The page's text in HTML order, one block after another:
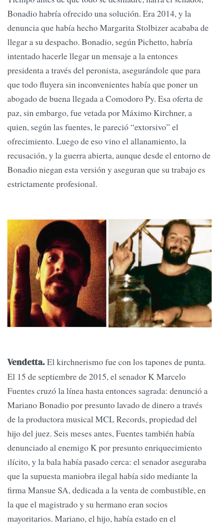
Bonadio habría ofrecido una solución. Era 2014, y la
denuncia que había hecho Margarita Stolbizer acababa de
llegar a su despacho. Bonadio, según Pichetto, habría
intentado hacerle llegar un mensaje a la entonces
presidenta a través del peronista, asegurándole que para
que todo fluyera sin inconvenientes había que poner un
abogado de buena llegada a Comodoro Py. Esa oferta de
paz, sin embargo, fue vetada por Máximo Kirchner, a
quien, según las fuentes, le pareció “extorsivo” el
ofrecimiento. Luego de eso vino el allanamiento, la
recusación, y la guerra abierta, aunque desde el entorno de
Bonadio niegan esta versión y aseguran que su trabajo es
estrictamente profesional.
Vendetta.El kirchnerismo fue con los tapones de punta.
El 15 de septiembre de 2015, el senador K Marcelo
Fuentes cruzó la línea hasta entonces sagrada: denunció a
Mariano Bonadio por presunto lavado de dinero a través
de la productora musical MCL Records, propiedad del
hijo del juez. Seis meses antes, Fuentes también había
denunciado al enemigo K por presunto enriquecimiento
ilícito, y la bala había pasado cerca: el senador aseguraba
que la supuesta maniobra ilegal había sido mediante la
firma Mansue SA, dedicada a la venta de combustible, en
la que el magistrado y su hermano eran socios
mayoritarios. Mariano, el hijo, había estado en el